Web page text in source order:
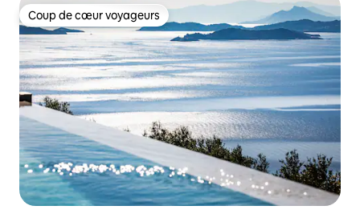
Coup de cœur voyageurs
Coup de cœur voyageurs